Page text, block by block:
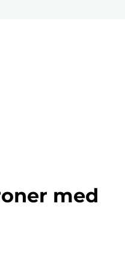
med